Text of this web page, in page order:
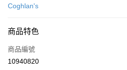
3 期 0 利率 每期
合作金庫商業銀行
上海商業儲蓄銀行
超商取貨付款
LINE Pay
Coghlan's
商品特色
商品編號
10940820